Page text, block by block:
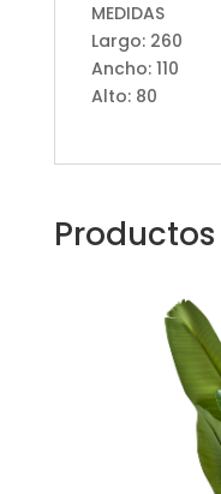
MEDIDAS
Largo: 260
Ancho: 110
Alto: 80